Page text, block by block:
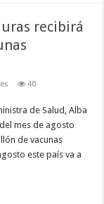
recibirá
40
de Salud, Alba
mes de agosto
de vacunas
este país va a